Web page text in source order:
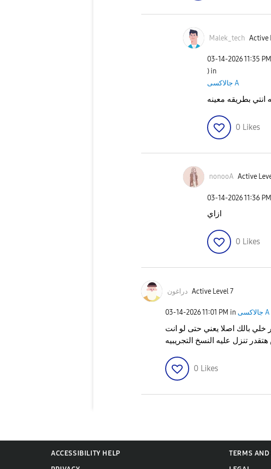
Malek_tech Active
‎03-14-202611:35 PM
) in
جالاكسى A
انتي بطريقه معينه
0 Likes
nonooA Active
‎03-14-202611:36 PM
ازاي
0 Likes
دراغون Active Level 7
‎03-14-202611:01 PM in جالاكسى A
بالك اصلا يعني حتى لو انت
0 Likes
ACCESSIBILITY HELP
TERMS